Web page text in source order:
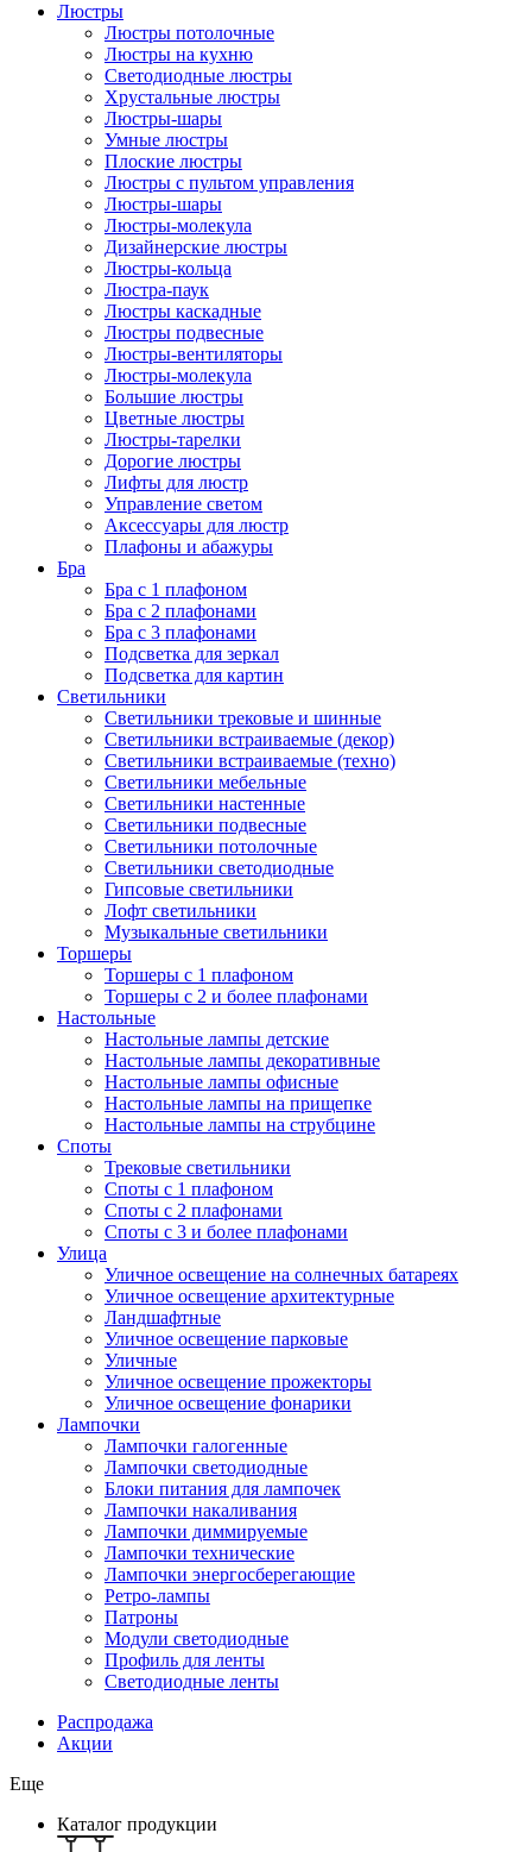
Люстры
Люстры потолочные
Люстры на кухню
Светодиодные люстры
Хрустальные люстры
Люстры-шары
Умные люстры
Плоские люстры
Люстры с пультом управления
Люстры-шары
Люстры-молекула
Дизайнерские люстры
Люстры-кольца
Люстра-паук
Люстры каскадные
Люстры подвесные
Люстры-вентиляторы
Люстры-молекула
Большие люстры
Цветные люстры
Люстры-тарелки
Дорогие люстры
Лифты для люстр
Управление светом
Аксессуары для люстр
Плафоны и абажуры
Бра
Бра с 1 плафоном
Бра с 2 плафонами
Бра с 3 плафонами
Подсветка для зеркал
Подсветка для картин
Светильники
Светильники трековые и шинные
Светильники встраиваемые (декор)
Светильники встраиваемые (техно)
Светильники мебельные
Светильники настенные
Светильники подвесные
Светильники потолочные
Светильники светодиодные
Гипсовые светильники
Лофт светильники
Музыкальные светильники
Торшеры
Торшеры с 1 плафоном
Торшеры с 2 и более плафонами
Настольные
Настольные лампы детские
Настольные лампы декоративные
Настольные лампы офисные
Настольные лампы на прищепке
Настольные лампы на струбцине
Споты
Трековые светильники
Споты с 1 плафоном
Споты с 2 плафонами
Споты с 3 и более плафонами
Улица
Уличное освещение на солнечных батареях
Уличное освещение архитектурные
Ландшафтные
Уличное освещение парковые
Уличные
Уличное освещение прожекторы
Уличное освещение фонарики
Лампочки
Лампочки галогенные
Лампочки светодиодные
Блоки питания для лампочек
Лампочки накаливания
Лампочки диммируемые
Лампочки технические
Лампочки энергосберегающие
Ретро-лампы
Патроны
Модули светодиодные
Профиль для ленты
Светодиодные ленты
Распродажа
Акции
Еще
Каталог продукции